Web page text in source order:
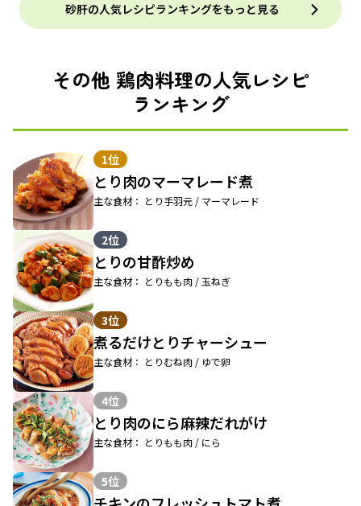
砂肝の人気レシピランキングをもっと見る
その他 鶏肉料理の人気レシピ
ランキング
1位
とり肉のマーマレード煮
主な食材： とり手羽元 / マーマレード
2位
とりの甘酢炒め
主な食材： とりもも肉 / 玉ねぎ
3位
煮るだけとりチャーシュー
主な食材： とりむね肉 / ゆで卵
4位
とり肉のにら麻辣だれがけ
主な食材： とりもも肉 / にら
5位